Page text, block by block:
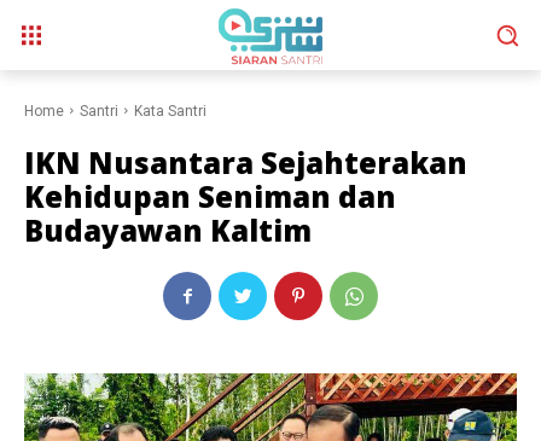
Home Santri Kata Santri
IKN Nusantara Sejahterakan
Kehidupan Seniman dan
Budayawan Kaltim